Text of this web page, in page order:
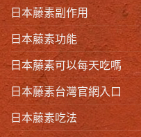
日本藤素副作用
日本藤素功能
日本藤素可以每天吃嗎
日本藤素台灣官網入口
日本藤素吃法